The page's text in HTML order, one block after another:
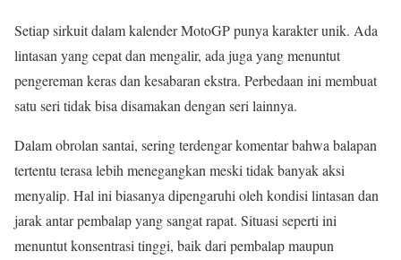
Setiap sirkuit dalam kalender MotoGP punya karakter unik. Ada
lintasan yang cepat dan mengalir, ada juga yang menuntut
pengereman keras dan kesabaran ekstra. Perbedaan ini membuat
satu seri tidak bisa disamakan dengan seri lainnya.
Dalam obrolan santai, sering terdengar komentar bahwa balapan
tertentu terasa lebih menegangkan meski tidak banyak aksi
menyalip. Hal ini biasanya dipengaruhi oleh kondisi lintasan dan
jarak antar pembalap yang sangat rapat. Situasi seperti ini
menuntut konsentrasi tinggi, baik dari pembalap maupun